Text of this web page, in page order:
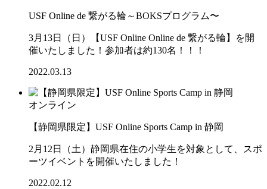
USF Online de 繋がる輪～BOKSプログラム〜
3月13日（日）【USF Online Online de 繋がる輪】を開
催いたしました！参加者は約130名！！！
2022.03.13
オンライン
【静岡県限定】USF Online Sports Camp in 静岡
2月12日（土）静岡県在住の小学生を対象として、スポ
ーツイベントを開催いたしました！
2022.02.12